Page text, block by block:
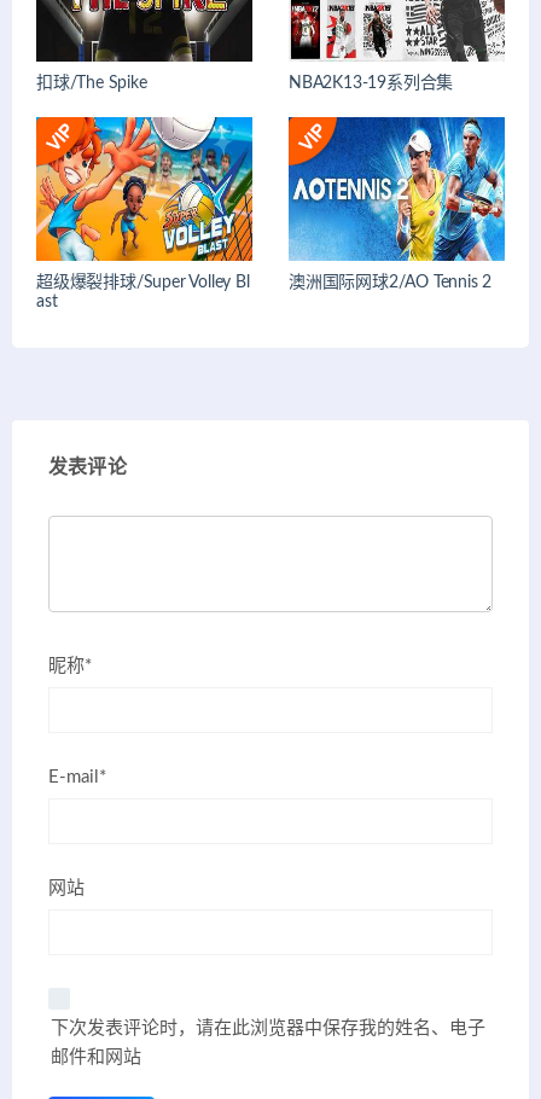
扣球/The Spike NBA2K13-19系列合集
超级爆裂排球/Super Volley Bl
ast
澳洲国际网球2/AO Tennis 2
发表评论
昵称*
E-mail*
网站
下次发表评论时，请在此浏览器中保存我的姓名、电子
邮件和网站